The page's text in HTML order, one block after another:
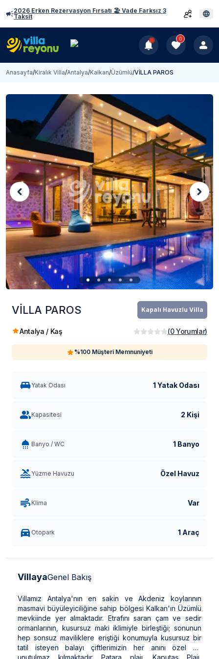
2026 Erken Rezervasyon Fırsatı 🏖️ Vade Farksız 3
Taksit
0
Anasayfa/Kiralık Villa/Antalya/Kalkan/Üzümlü/VİLLA PAROS
VİLLA PAROS Kapalı Havuzlu Villa
Antalya / Kaş (0 Yorumlar)
%100 Müşteri Memnuniyeti
Yatak Odası 1 Yatak Odası
Kapasitesi 2 Kişi
Banyo / WC 1 Banyo
Yüzme Havuzu Özel Havuz
Klima Var
Otopark 1 Araç
VillayaGenel Bakış
Villamız Antalya'nın en sakin ve Akdeniz koylarının
masmavi büyüleyiciliğine sahip bölgesi Kalkan'ın Üzümlü
mevkiinde yer almaktadır. Etrafını saran çam ve sedir
ormanlarının, kusursuz maki iklimiyle birleştiği; sonunun
hep sonsuz maviliklere eriştiği konumuyla kusursuz bir
tatil isteyen balayı çiftlerimizin her anını özel ve
unutulmaz kılmaktadır. Patara plajı, Kaputaş Plajı,